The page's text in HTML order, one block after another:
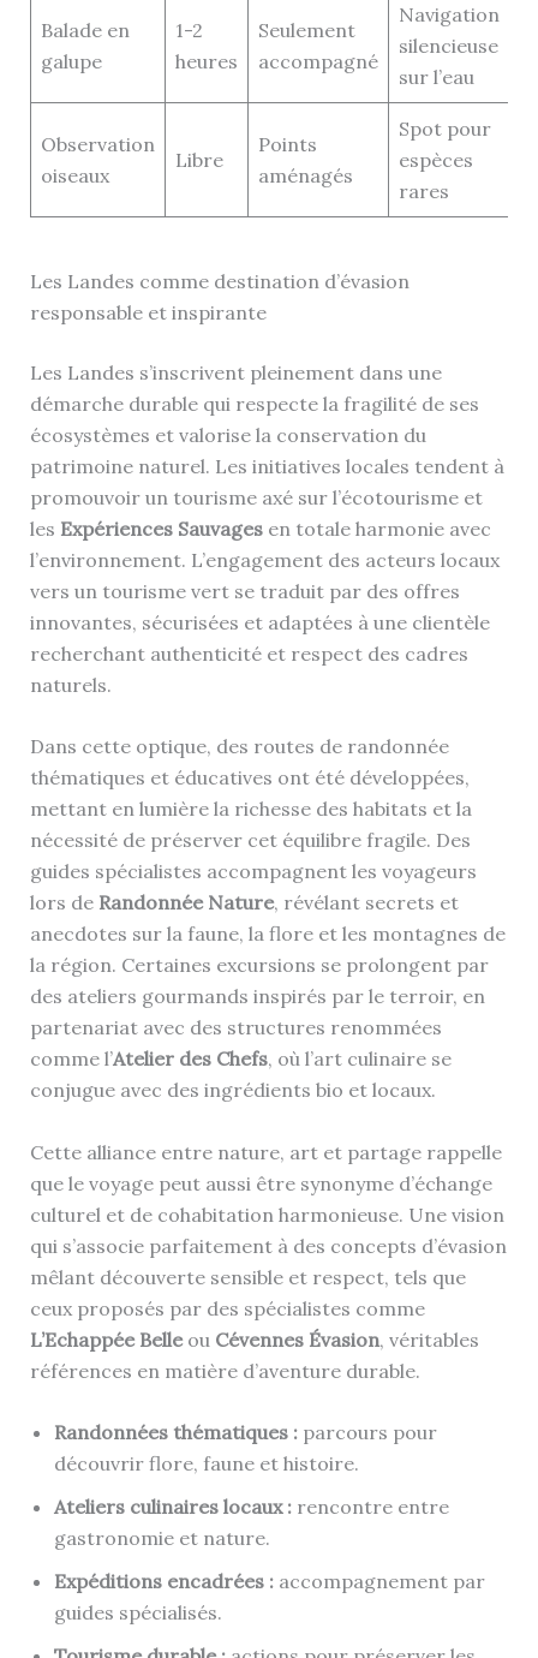
Balade en
galupe
1-2
heures
Seulement
accompagné
Navigation
silencieuse
sur l’eau
Observation
oiseaux
Libre
Points
aménagés
Spot pour
espèces
rares
Les Landes comme destination d’évasion
responsable et inspirante
Les Landes s’inscrivent pleinement dans une
démarche durable qui respecte la fragilité de ses
écosystèmes et valorise la conservation du
patrimoine naturel. Les initiatives locales tendent à
promouvoir un tourisme axé sur l’écotourisme et
les Expériences Sauvagesen totale harmonie avec
l’environnement. L’engagement des acteurs locaux
vers un tourisme vert se traduit par des offres
innovantes, sécurisées et adaptées à une clientèle
recherchant authenticité et respect des cadres
naturels.
Dans cette optique, des routes de randonnée
thématiques et éducatives ont été développées,
mettant en lumière la richesse des habitats et la
nécessité de préserver cet équilibre fragile. Des
guides spécialistes accompagnent les voyageurs
lors de Randonnée Nature, révélant secrets et
anecdotes sur la faune, la flore et les montagnes de
la région. Certaines excursions se prolongent par
des ateliers gourmands inspirés par le terroir, en
partenariat avec des structures renommées
comme l’Atelier des Chefs, où l’art culinaire se
conjugue avec des ingrédients bio et locaux.
Cette alliance entre nature, art et partage rappelle
que le voyage peut aussi être synonyme d’échange
culturel et de cohabitation harmonieuse. Une vision
qui s’associe parfaitement à des concepts d’évasion
mêlant découverte sensible et respect, tels que
ceux proposés par des spécialistes comme
L’Echappée Belleou Cévennes Évasion, véritables
références en matière d’aventure durable.
Randonnées thématiques :parcours pour
découvrir flore, faune et histoire.
Ateliers culinaires locaux :rencontre entre
gastronomie et nature.
Expéditions encadrées :accompagnement par
guides spécialisés.